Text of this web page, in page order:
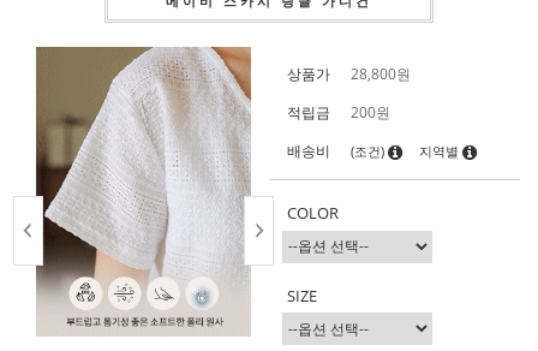
상품가 28,800원
적립금
200원
배송비
(조건) 지역별
COLOR
SIZE